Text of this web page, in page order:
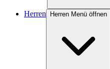
Herren Herren Menü öffnen